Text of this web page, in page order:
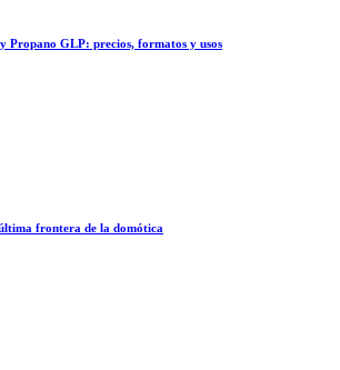
Propano GLP: precios, formatos y usos
frontera de la domótica